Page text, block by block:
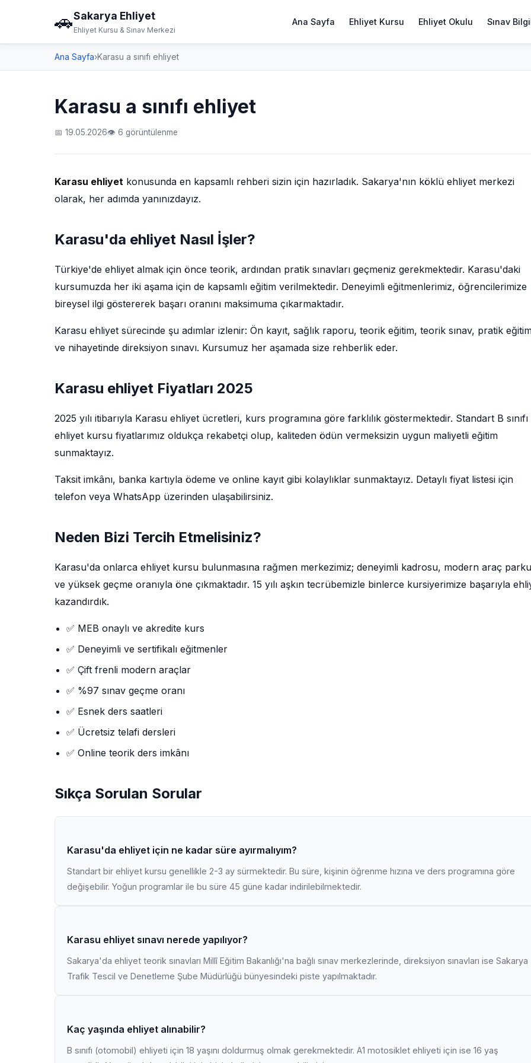
🚗Sakarya Ehliyet
Ehliyet Kursu & Sınav Merkezi
Ana Sayfa Ehliyet Kursu Ehliyet Okulu Sınav
Ana Sayfa›Karasu a sınıfı ehliyet
Karasu a sınıfı ehliyet
📅 19.05.2026👁 6 görüntülenme
Karasu ehliyet konusunda en kapsamlı rehberi sizin için hazırladık. Sakarya'nın köklü ehliyet merkezi
olarak, her adımda yanınızdayız.
Karasu'da ehliyet Nasıl İşler?
Türkiye'de ehliyet almak için önce teorik, ardından pratik sınavları geçmeniz gerekmektedir. Karasu'daki
kursumuzda her iki aşama için de kapsamlı eğitim verilmektedir. Deneyimli eğitmenlerimiz, öğrencilerimize
bireysel ilgi göstererek başarı oranını maksimuma çıkarmaktadır.
Karasu ehliyet sürecinde şu adımlar izlenir: Ön kayıt, sağlık raporu, teorik eğitim, teorik sınav, pratik
ve nihayetinde direksiyon sınavı. Kursumuz her aşamada size rehberlik eder.
Karasu ehliyet Fiyatları 2025
2025 yılı itibarıyla Karasu ehliyet ücretleri, kurs programına göre farklılık göstermektedir. Standart B sınıfı
ehliyet kursu fiyatlarımız oldukça rekabetçi olup, kaliteden ödün vermeksizin uygun maliyetli eğitim
sunmaktayız.
Taksit imkânı, banka kartıyla ödeme ve online kayıt gibi kolaylıklar sunmaktayız. Detaylı fiyat listesi için
telefon veya WhatsApp üzerinden ulaşabilirsiniz.
Neden Bizi Tercih Etmelisiniz?
Karasu'da onlarca ehliyet kursu bulunmasına rağmen merkezimiz; deneyimli kadrosu, modern araç
ve yüksek geçme oranıyla öne çıkmaktadır. 15 yılı aşkın tecrübemizle binlerce kursiyerimize başarıyla
kazandırdık.
✅ MEB onaylı ve akredite kurs
✅ Deneyimli ve sertifikalı eğitmenler
✅ Çift frenli modern araçlar
✅ %97 sınav geçme oranı
✅ Esnek ders saatleri
✅ Ücretsiz telafi dersleri
✅ Online teorik ders imkânı
Sıkça Sorulan Sorular
Karasu'da ehliyet için ne kadar süre ayırmalıyım?
Standart bir ehliyet kursu genellikle 2-3 ay sürmektedir. Bu süre, kişinin öğrenme hızına ve ders programına göre
değişebilir. Yoğun programlar ile bu süre 45 güne kadar indirilebilmektedir.
Karasu ehliyet sınavı nerede yapılıyor?
Sakarya'da ehliyet teorik sınavları Millî Eğitim Bakanlığı'na bağlı sınav merkezlerinde, direksiyon sınavları ise Sakarya
Trafik Tescil ve Denetleme Şube Müdürlüğü bünyesindeki piste yapılmaktadır.
Kaç yaşında ehliyet alınabilir?
B sınıfı (otomobil) ehliyeti için 18 yaşını doldurmuş olmak gerekmektedir. A1 motosiklet ehliyeti için ise 16 yaş